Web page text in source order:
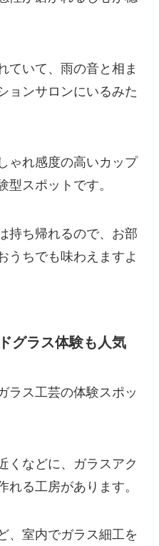
ていて、雨の音と相ま
ョンサロンにいるみた
ゃれ感度の高いカップ
型スポットです。
持ち帰れるので、お部
うちでも味わえますよ
グラス体験も人気
ラス工芸の体験スポッ
くなどに、ガラスアク
れる工房があります。
、室内でガラス細工を